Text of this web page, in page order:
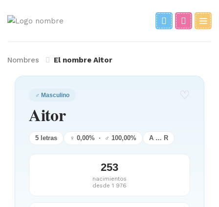
Nombres El nombre Aitor
♂ Masculino ♡
Aitor
5 letras ♀ 0,00% · ♂ 100,00% A … R
253
nacimientos
desde 1 976